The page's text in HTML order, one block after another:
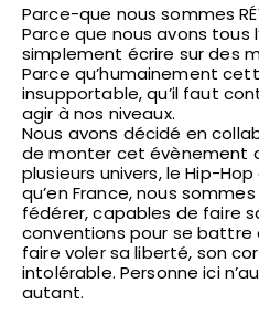
Parce-que nous sommes
Parce que nous avons tous
simplement écrire sur des
Parce qu’humainement
insupportable, qu’il faut
agir à nos niveaux.
Nous avons décidé en
de monter cet évènement
plusieurs univers, le Hip-
qu’en France, nous
fédérer, capables de faire
conventions pour se battre
faire voler sa liberté, son
intolérable. Personne ici
autant.